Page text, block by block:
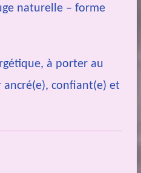
naturelle – forme
à porter au
confiant(e) et